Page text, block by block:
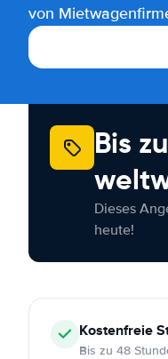
von
Bis
Dieses
heute!
Kostenfreie
Bis zu 48